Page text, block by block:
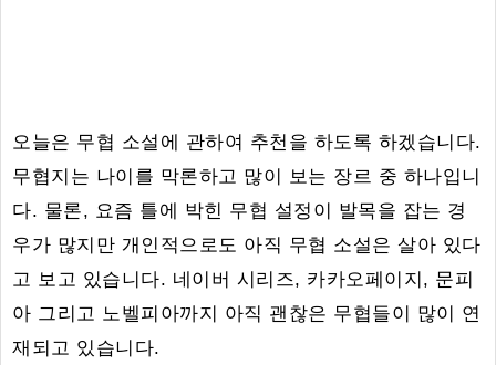
오늘은 무협 소설에 관하여 추천을 하도록 하겠습니다.
무협지는 나이를 막론하고 많이 보는 장르 중 하나입니
다. 물론, 요즘 틀에 박힌 무협 설정이 발목을 잡는 경
우가 많지만 개인적으로도 아직 무협 소설은 살아 있다
고 보고 있습니다. 네이버 시리즈, 카카오페이지, 문피
아 그리고 노벨피아까지 아직 괜찮은 무협들이 많이 연
재되고 있습니다.